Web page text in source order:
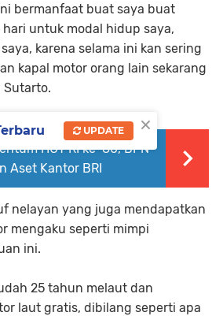
bermanfaat buat saya buat
untuk modal hidup saya,
karena selama ini kan sering
kapal motor orang lain sekarang
Sutarto.
HUT RI ke-80, BPN
Aset Kantor BRI
nelayan yang juga mendapatkan
mengaku seperti mimpi
ini.
25 tahun melaut dan
laut gratis, dibilang seperti apa
×
UPDATE